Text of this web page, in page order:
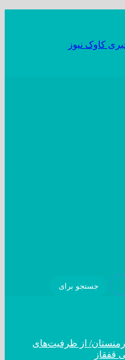
جستجو برای
از ظرفیت‌های
قفقاز